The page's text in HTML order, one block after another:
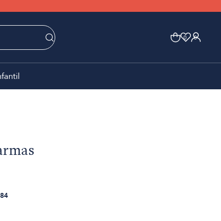
0 0